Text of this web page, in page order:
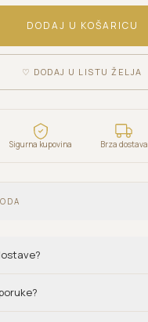
DODAJ U KOŠARICU
♡ DODAJ U LISTU ŽELJA
Sigurna kupovina Brza dostava